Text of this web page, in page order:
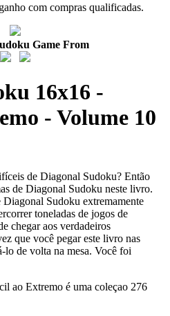
com compras qualificadas.
Game From
16x16 -
- Volume 10
de Diagonal Sudoku? Então
de Diagonal Sudoku neste livro.
Sudoku extremamente
toneladas de jogos de
chegar aos verdadeiros
que você pegar este livro nas
lo de volta na mesa. Você foi
ao Extremo é uma coleçao 276